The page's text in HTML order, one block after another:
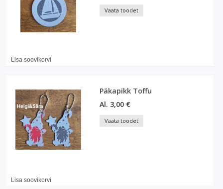
Vaata toodet
Lisa soovikorvi
Päkapikk Toffu
Al. 3,00 €
Vaata toodet
Lisa soovikorvi